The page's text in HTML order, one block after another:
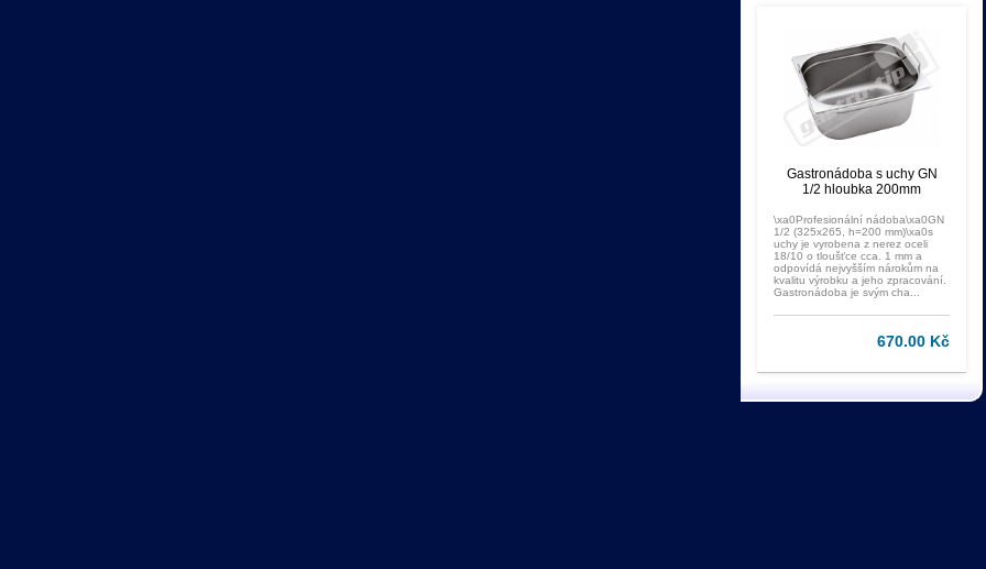
Gastronádoba s uchy GN
1/2 hloubka 200mm
\xa0Profesionální nádoba\xa0GN
1/2 (325x265, h=200 mm)\xa0s
uchy je vyrobena z nerez oceli
18/10 o tloušťce cca. 1 mm a
odpovídá nejvyšším nárokům na
kvalitu výrobku a jeho zpracování.
Gastronádoba je svým cha...
670.00 Kč